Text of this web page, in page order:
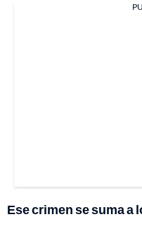
Ese crimen se suma a